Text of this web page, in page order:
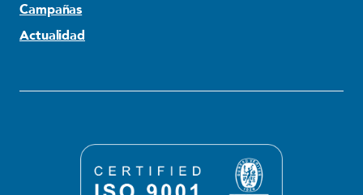
Campañas
Actualidad